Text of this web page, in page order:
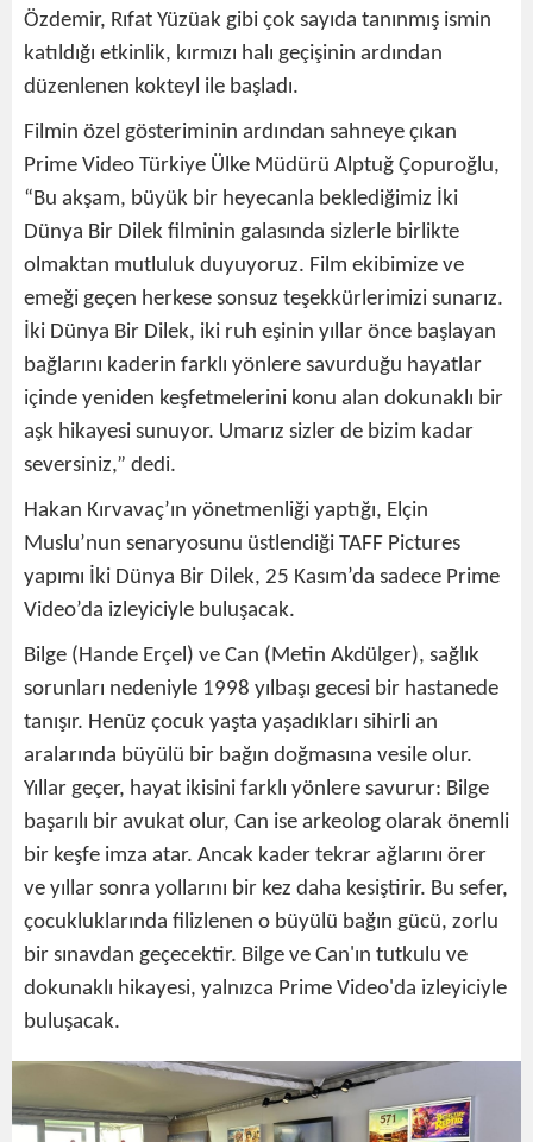
Özdemir, Rıfat Yüzüak gibi çok sayıda tanınmış ismin
katıldığı etkinlik, kırmızı halı geçişinin ardından
düzenlenen kokteyl ile başladı.
Filmin özel gösteriminin ardından sahneye çıkan
Prime Video Türkiye Ülke Müdürü Alptuğ Çopuroğlu,
“Bu akşam, büyük bir heyecanla beklediğimiz İki
Dünya Bir Dilek filminin galasında sizlerle birlikte
olmaktan mutluluk duyuyoruz. Film ekibimize ve
emeği geçen herkese sonsuz teşekkürlerimizi sunarız.
İki Dünya Bir Dilek, iki ruh eşinin yıllar önce başlayan
bağlarını kaderin farklı yönlere savurduğu hayatlar
içinde yeniden keşfetmelerini konu alan dokunaklı bir
aşk hikayesi sunuyor. Umarız sizler de bizim kadar
seversiniz,” dedi.
Hakan Kırvavaç’ın yönetmenliği yaptığı, Elçin
Muslu’nun senaryosunu üstlendiği TAFF Pictures
yapımı İki Dünya Bir Dilek, 25 Kasım’da sadece Prime
Video’da izleyiciyle buluşacak.
Bilge (Hande Erçel) ve Can (Metin Akdülger), sağlık
sorunları nedeniyle 1998 yılbaşı gecesi bir hastanede
tanışır. Henüz çocuk yaşta yaşadıkları sihirli an
aralarında büyülü bir bağın doğmasına vesile olur.
Yıllar geçer, hayat ikisini farklı yönlere savurur: Bilge
başarılı bir avukat olur, Can ise arkeolog olarak önemli
bir keşfe imza atar. Ancak kader tekrar ağlarını örer
ve yıllar sonra yollarını bir kez daha kesiştirir. Bu sefer,
çocukluklarında filizlenen o büyülü bağın gücü, zorlu
bir sınavdan geçecektir. Bilge ve Can'ın tutkulu ve
dokunaklı hikayesi, yalnızca Prime Video'da izleyiciyle
buluşacak.